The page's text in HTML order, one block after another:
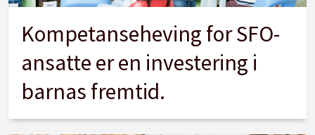
Kompetanseheving for SFO-
ansatte er en investering i
barnas fremtid.